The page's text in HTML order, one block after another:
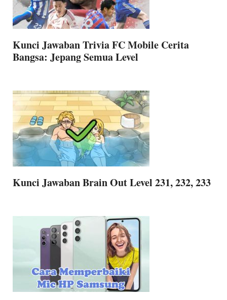
Kunci Jawaban Trivia FC Mobile Cerita
Bangsa: Jepang Semua Level
Kunci Jawaban Brain Out Level 231, 232, 233